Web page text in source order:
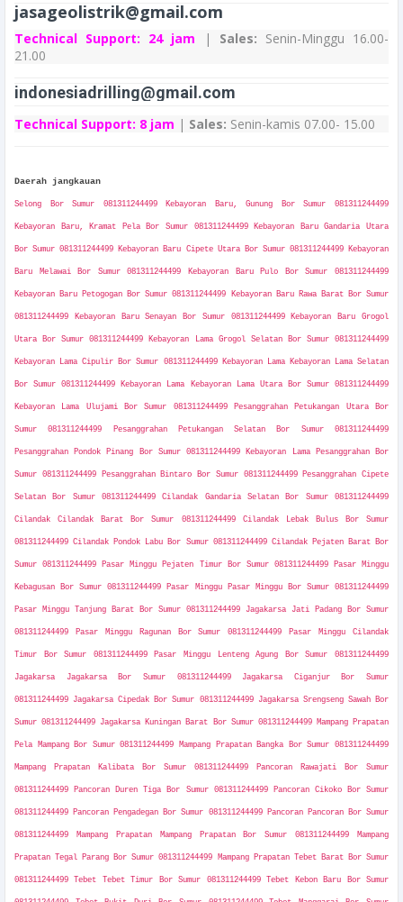
jasageolistrik@gmail.com
Technical Support: 24 jam | Sales: Senin-Minggu 16.00-
21.00
indonesiadrilling@gmail.com
Technical Support: 8 jam | Sales: Senin-kamis 07.00- 15.00
Daerah jangkauan
Selong Bor Sumur 081311244499 Kebayoran Baru, Gunung Bor Sumur 081311244499
Kebayoran Baru, Kramat Pela Bor Sumur 081311244499 Kebayoran Baru Gandaria Utara
Bor Sumur 081311244499 Kebayoran Baru Cipete Utara Bor Sumur 081311244499 Kebayoran
Baru Melawai Bor Sumur 081311244499 Kebayoran Baru Pulo Bor Sumur 081311244499
Kebayoran Baru Petogogan Bor Sumur 081311244499 Kebayoran Baru Rawa Barat Bor Sumur
081311244499 Kebayoran Baru Senayan Bor Sumur 081311244499 Kebayoran Baru Grogol
Utara Bor Sumur 081311244499 Kebayoran Lama Grogol Selatan Bor Sumur 081311244499
Kebayoran Lama Cipulir Bor Sumur 081311244499 Kebayoran Lama Kebayoran Lama Selatan
Bor Sumur 081311244499 Kebayoran Lama Kebayoran Lama Utara Bor Sumur 081311244499
Kebayoran Lama Ulujami Bor Sumur 081311244499 Pesanggrahan Petukangan Utara Bor
Sumur 081311244499 Pesanggrahan Petukangan Selatan Bor Sumur 081311244499
Pesanggrahan Pondok Pinang Bor Sumur 081311244499 Kebayoran Lama Pesanggrahan Bor
Sumur 081311244499 Pesanggrahan Bintaro Bor Sumur 081311244499 Pesanggrahan Cipete
Selatan Bor Sumur 081311244499 Cilandak Gandaria Selatan Bor Sumur 081311244499
Cilandak Cilandak Barat Bor Sumur 081311244499 Cilandak Lebak Bulus Bor Sumur
081311244499 Cilandak Pondok Labu Bor Sumur 081311244499 Cilandak Pejaten Barat Bor
Sumur 081311244499 Pasar Minggu Pejaten Timur Bor Sumur 081311244499 Pasar Minggu
Kebagusan Bor Sumur 081311244499 Pasar Minggu Pasar Minggu Bor Sumur 081311244499
Pasar Minggu Tanjung Barat Bor Sumur 081311244499 Jagakarsa Jati Padang Bor Sumur
081311244499 Pasar Minggu Ragunan Bor Sumur 081311244499 Pasar Minggu Cilandak
Timur Bor Sumur 081311244499 Pasar Minggu Lenteng Agung Bor Sumur 081311244499
Jagakarsa Jagakarsa Bor Sumur 081311244499 Jagakarsa Ciganjur Bor Sumur
081311244499 Jagakarsa Cipedak Bor Sumur 081311244499 Jagakarsa Srengseng Sawah Bor
Sumur 081311244499 Jagakarsa Kuningan Barat Bor Sumur 081311244499 Mampang Prapatan
Pela Mampang Bor Sumur 081311244499 Mampang Prapatan Bangka Bor Sumur 081311244499
Mampang Prapatan Kalibata Bor Sumur 081311244499 Pancoran Rawajati Bor Sumur
081311244499 Pancoran Duren Tiga Bor Sumur 081311244499 Pancoran Cikoko Bor Sumur
081311244499 Pancoran Pengadegan Bor Sumur 081311244499 Pancoran Pancoran Bor Sumur
081311244499 Mampang Prapatan Mampang Prapatan Bor Sumur 081311244499 Mampang
Prapatan Tegal Parang Bor Sumur 081311244499 Mampang Prapatan Tebet Barat Bor Sumur
081311244499 Tebet Tebet Timur Bor Sumur 081311244499 Tebet Kebon Baru Bor Sumur